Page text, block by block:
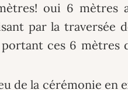
oui 6 mètres
par la traversée
ces 6 mètres
de la cérémonie en